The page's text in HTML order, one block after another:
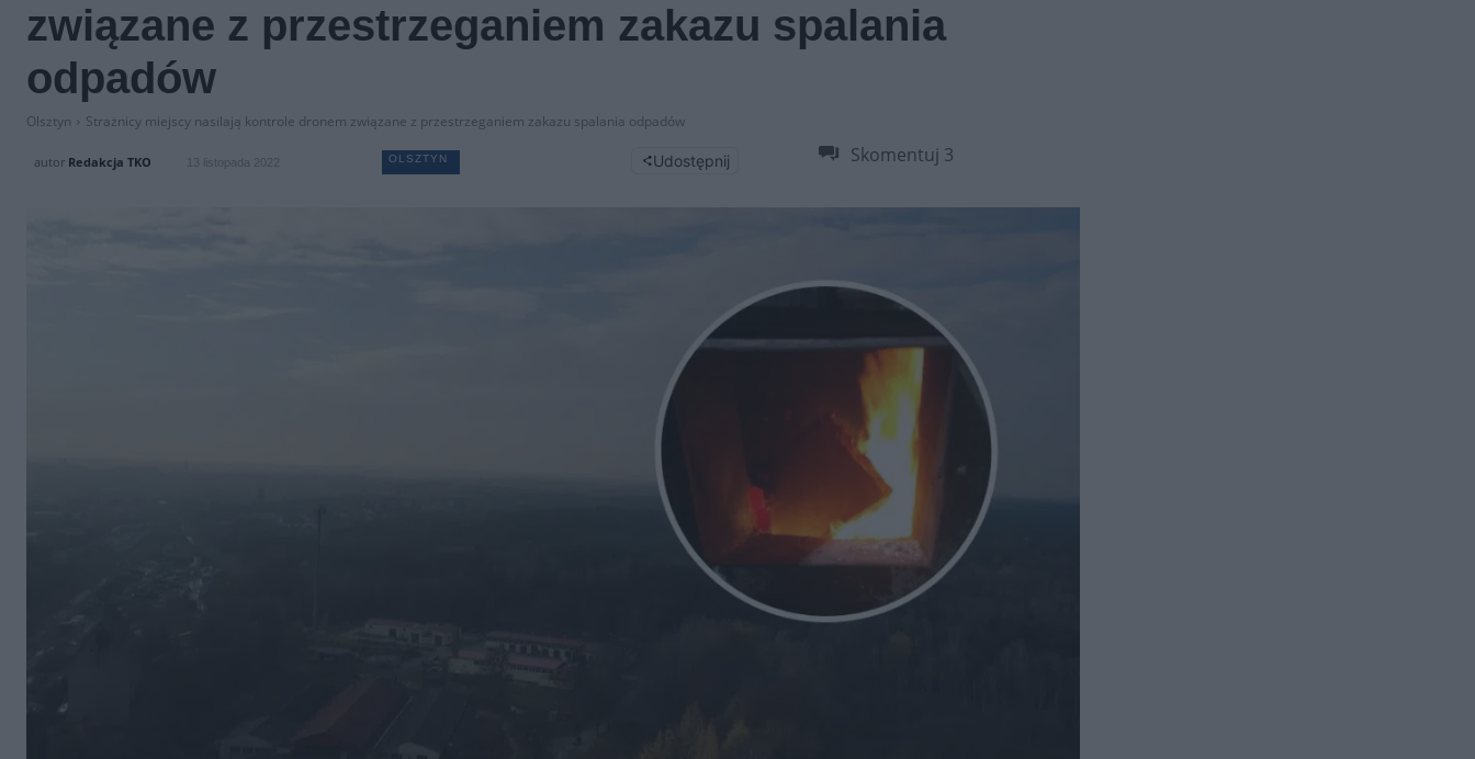
związane z przestrzeganiem zakazu spalania
odpadów
Olsztyn Strażnicy miejscy nasilają kontrole dronem związane z przestrzeganiem zakazu spalania odpadów
autor Redakcja TKO 13 listopada 2022 OLSZTYN Udostępnij Skomentuj 3